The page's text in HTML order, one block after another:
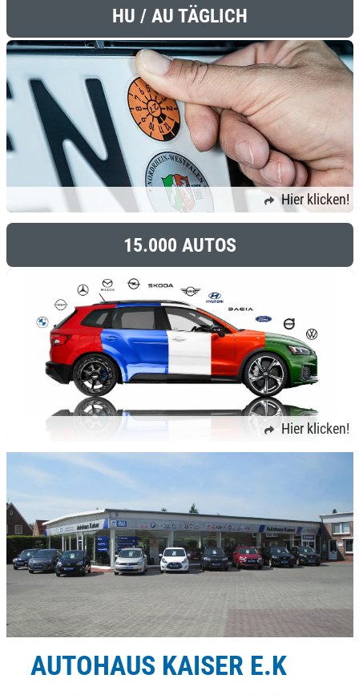
HU / AU TÄGLICH
Hier klicken!
15.000 AUTOS
Hier klicken!
AUTOHAUS KAISER E.K